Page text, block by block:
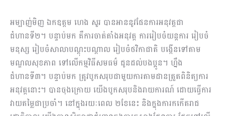
អម្បាញ់មិញ ឯកឧត្តម ហេង សួរ​ បានអាននូវផែនការអនុវត្តជា
ជំហានទី២។ បន្ទាប់មក​ គឺការចាត់តាំងអនុវត្ត ការរៀបចំយន្ដការ រៀបចំ​
មនុស្ស រៀបចំសាលាបណ្ដុះបណ្ដាល រៀបចំថវិកាជាតិ បង្កើនទៅតាម
មណ្ឌលសុខភាព ទៅលើកម្មវិធីសមធម៌ ជូនដល់បងប្អូន។ ហ្នឹង
ជំហានទី៣។ បន្ទាប់មក ត្រូវបូកសរុបជាមួយការតាមដានត្រួតពិនិត្យការ
អនុវត្តនោះ។ បានចុងក្រោយ យើងបូកសរុបនិងរាយការណ៍ ដោយធ្វើការ
វាយតម្លៃជាប្រចាំ។ នៅក្នុងរយៈពេល ២ខែនេះ និងក្នុងការកកើតរាជ